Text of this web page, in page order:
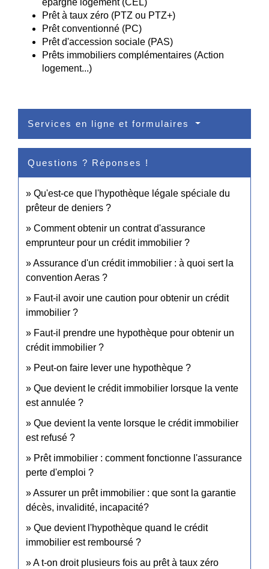
épargne logement (CEL)
Prêt à taux zéro (PTZ ou PTZ+)
Prêt conventionné (PC)
Prêt d'accession sociale (PAS)
Prêts immobiliers complémentaires (Action
logement...)
Services en ligne et formulaires
Questions ? Réponses !
Qu'est-ce que l'hypothèque légale spéciale du
prêteur de deniers ?
Comment obtenir un contrat d'assurance
emprunteur pour un crédit immobilier ?
Assurance d'un crédit immobilier : à quoi sert la
convention Aeras ?
Faut-il avoir une caution pour obtenir un crédit
immobilier ?
Faut-il prendre une hypothèque pour obtenir un
crédit immobilier ?
Peut-on faire lever une hypothèque ?
Que devient le crédit immobilier lorsque la vente
est annulée ?
Que devient la vente lorsque le crédit immobilier
est refusé ?
Prêt immobilier : comment fonctionne l'assurance
perte d'emploi ?
Assurer un prêt immobilier : que sont la garantie
décès, invalidité, incapacité?
Que devient l'hypothèque quand le crédit
immobilier est remboursé ?
A t-on droit plusieurs fois au prêt à taux zéro